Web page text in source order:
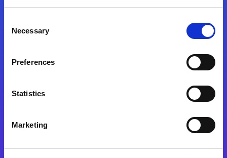
Selection
Necessary
Preferences
Statistics
Marketing
Kövessen minket!